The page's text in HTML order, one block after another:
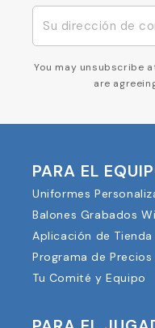
You may unsubscribe
are
PARA EL
Uniformes
Balones Grabados
Aplicación de
Programa de
Tu Comité y Equipo